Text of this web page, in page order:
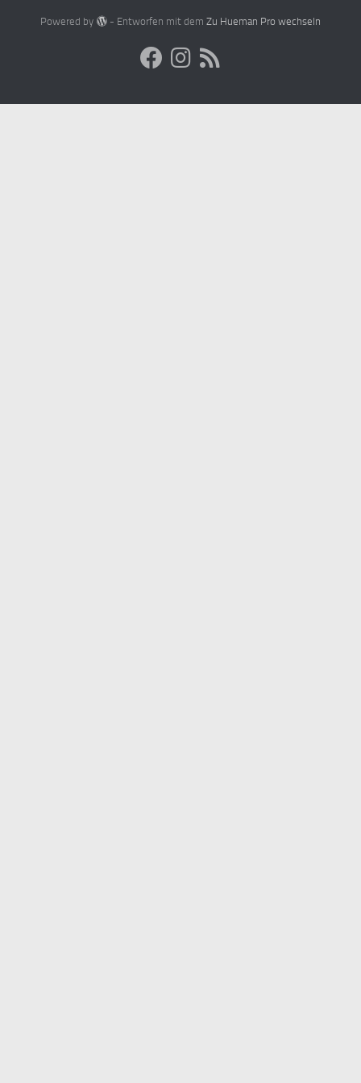
Powered by - Entworfen mit dem Zu Hueman Pro wechseln